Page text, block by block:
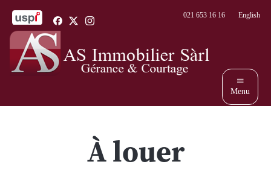
Menu
021 653 16 16 English
À louer